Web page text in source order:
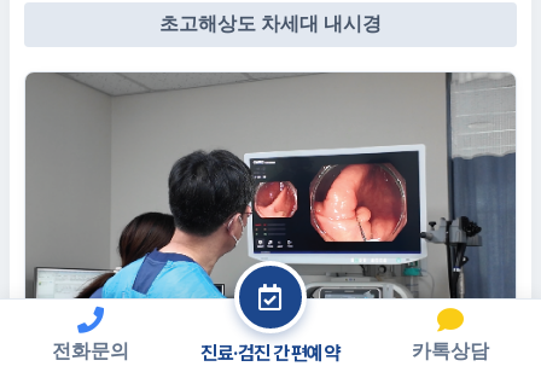
초고해상도 차세대 내시경
전화문의 진료·검진 간편예약 카톡상담